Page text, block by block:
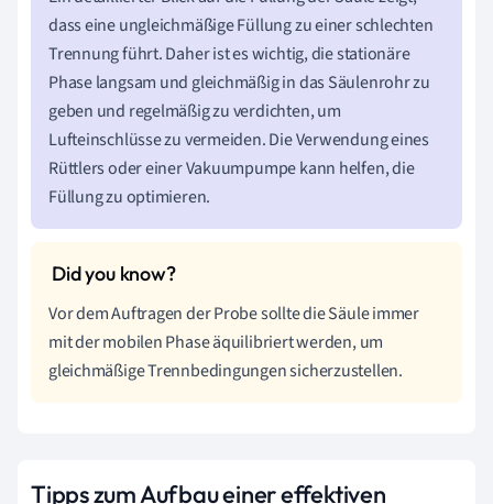
dass eine ungleichmäßige Füllung zu einer schlechten
Trennung führt. Daher ist es wichtig, die stationäre
Phase langsam und gleichmäßig in das Säulenrohr zu
geben und regelmäßig zu verdichten, um
Lufteinschlüsse zu vermeiden. Die Verwendung eines
Rüttlers oder einer Vakuumpumpe kann helfen, die
Füllung zu optimieren.
Vor dem Auftragen der Probe sollte die Säule immer
mit der mobilen Phase äquilibriert werden, um
gleichmäßige Trennbedingungen sicherzustellen.
Tipps zum Aufbau einer effektiven